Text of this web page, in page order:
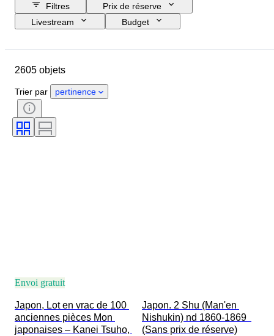
Filtres
Prix de réserve
Livestream
Budget
État
Signature
Type de monnaie
Époque
2605 objets
Trier par pertinence
Envoi gratuit
Japon, Lot en vrac de 100
anciennes pièces Mon
japonaises – Kanei Tsuho,
Japon. 2 Shu (Man'en
Nishukin) nd 1860-1869
(Sans prix de réserve)